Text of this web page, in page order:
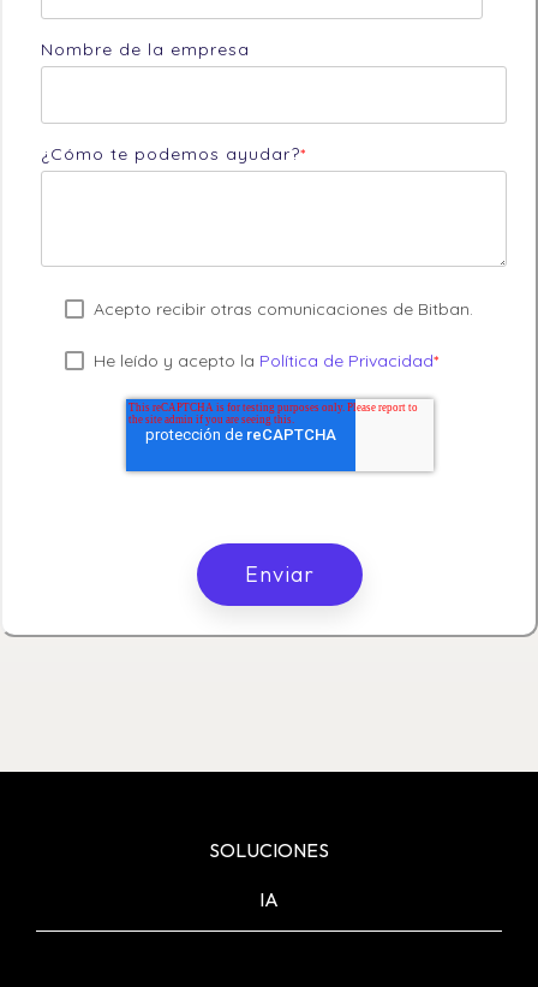
Nombre de la empresa
¿Cómo te podemos ayudar?*
Acepto recibir otras comunicaciones de Bitban.
He leído y acepto la Política de Privacidad*
SOLUCIONES
IA